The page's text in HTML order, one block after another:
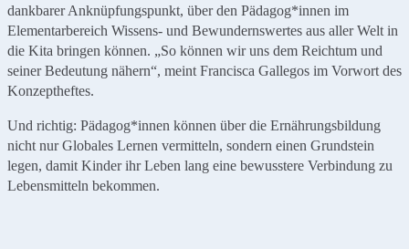
dankbarer Anknüpfungspunkt, über den Pädagog*innen im
Elementarbereich Wissens- und Bewundernswertes aus aller Welt in
die Kita bringen können. „So können wir uns dem Reichtum und
seiner Bedeutung nähern“, meint Francisca Gallegos im Vorwort des
Konzeptheftes.
Und richtig: Pädagog*innen können über die Ernährungsbildung
nicht nur Globales Lernen vermitteln, sondern einen Grundstein
legen, damit Kinder ihr Leben lang eine bewusstere Verbindung zu
Lebensmitteln bekommen.